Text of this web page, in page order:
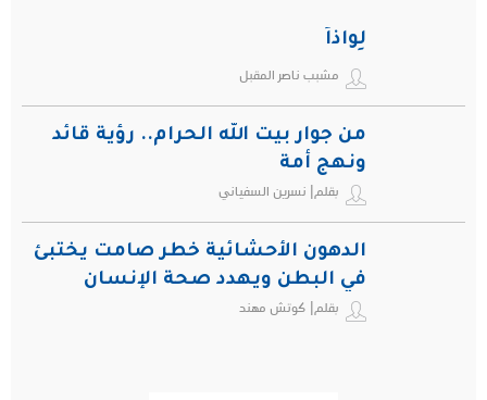
لِواذاً
مشبب ناصر المقبل
من جوار بيت الله الحرام.. رؤية قائد
ونهج أمة
بقلم| نسرين السفياني
الدهون الأحشائية خطر صامت يختبئ
في البطن ويهدد صحة الإنسان
بقلم| كوتش مهند